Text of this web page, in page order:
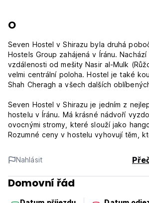
O
Seven Hostel v Shirazu byla druhá
Hostels Group zahájená v Íránu.
vzdálenosti od mešity Nasir al-Mulk
velmi centrální poloha. Hostel je také
Shah Cheragh a všech dalších
Seven Hostel v Shirazu je jedním z
hostelu v Íránu. Má krásné nádvoří
ovocnými stromy, které slouží jako
Rozumné ceny v hostelu vyhovují těm,
hostelu, který je skutečně definicí
pohostinnosti.
Poskytujeme hostům pohodlné postele
Nahlásit
Domovní řád